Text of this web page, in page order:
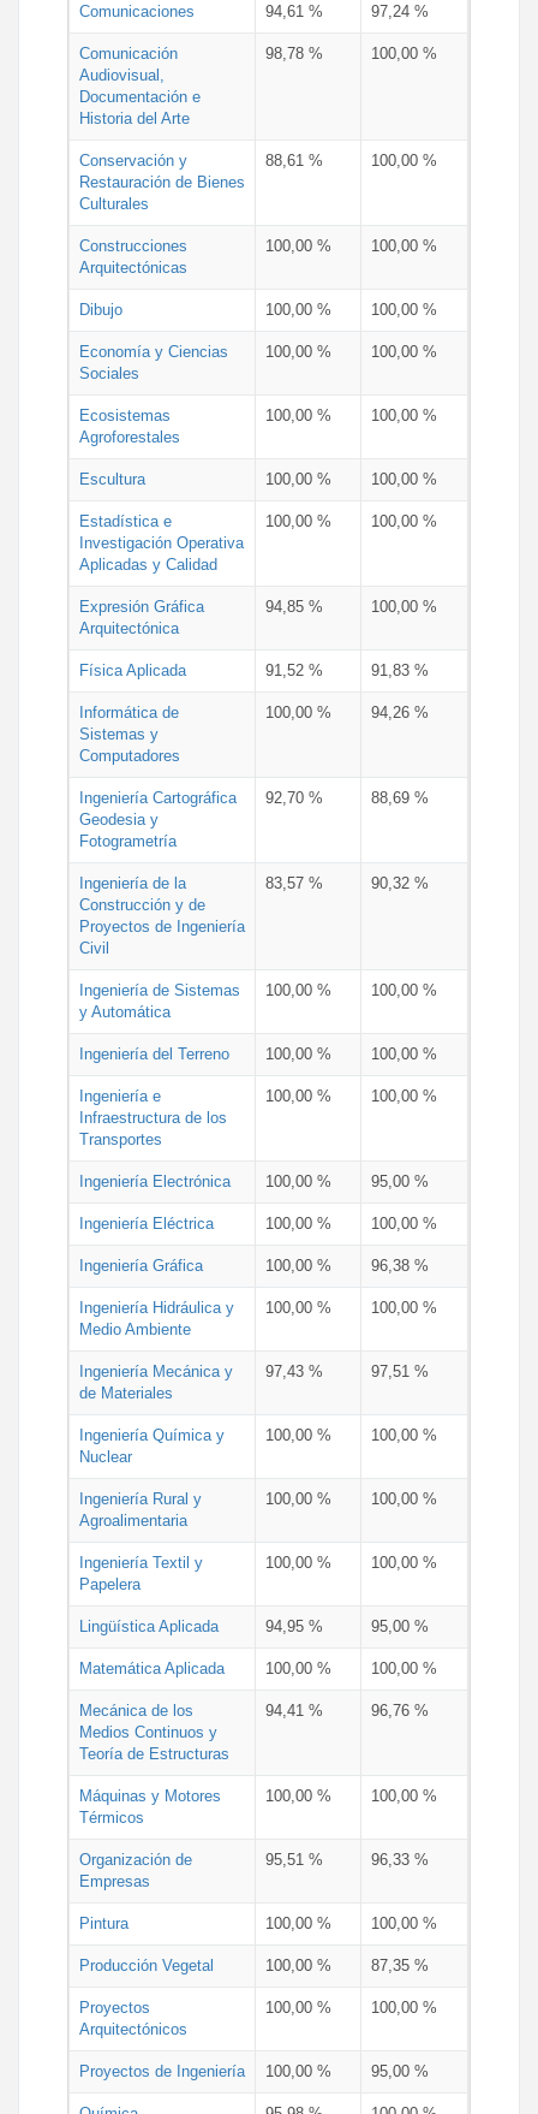
Comunicaciones 94,61 % 97,24 %
Comunicación
Audiovisual,
Documentación e
Historia del Arte
98,78 % 100,00 %
Conservación y
Restauración de Bienes
Culturales
88,61 % 100,00 %
Construcciones
Arquitectónicas
100,00 % 100,00 %
Dibujo 100,00 % 100,00 %
Economía y Ciencias
Sociales
100,00 % 100,00 %
Ecosistemas
Agroforestales
100,00 % 100,00 %
Escultura 100,00 % 100,00 %
Estadística e
Investigación Operativa
Aplicadas y Calidad
100,00 % 100,00 %
Expresión Gráfica
Arquitectónica
94,85 % 100,00 %
Física Aplicada 91,52 % 91,83 %
Informática de
Sistemas y
Computadores
100,00 % 94,26 %
Ingeniería Cartográfica
Geodesia y
Fotogrametría
92,70 % 88,69 %
Ingeniería de la
Construcción y de
Proyectos de Ingeniería
Civil
83,57 % 90,32 %
Ingeniería de Sistemas
y Automática
100,00 % 100,00 %
Ingeniería del Terreno 100,00 % 100,00 %
Ingeniería e
Infraestructura de los
Transportes
100,00 % 100,00 %
Ingeniería Electrónica 100,00 % 95,00 %
Ingeniería Eléctrica 100,00 % 100,00 %
Ingeniería Gráfica 100,00 % 96,38 %
Ingeniería Hidráulica y
Medio Ambiente
100,00 % 100,00 %
Ingeniería Mecánica y
de Materiales
97,43 % 97,51 %
Ingeniería Química y
Nuclear
100,00 % 100,00 %
Ingeniería Rural y
Agroalimentaria
100,00 % 100,00 %
Ingeniería Textil y
Papelera
100,00 % 100,00 %
Lingüística Aplicada 94,95 % 95,00 %
Matemática Aplicada 100,00 % 100,00 %
Mecánica de los
Medios Continuos y
Teoría de Estructuras
94,41 % 96,76 %
Máquinas y Motores
Térmicos
100,00 % 100,00 %
Organización de
Empresas
95,51 % 96,33 %
Pintura 100,00 % 100,00 %
Producción Vegetal 100,00 % 87,35 %
Proyectos
Arquitectónicos
100,00 % 100,00 %
Proyectos de Ingeniería 100,00 % 95,00 %